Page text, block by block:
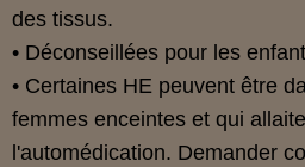
des tissus.
• Déconseillées pour les
• Certaines HE peuvent être
femmes enceintes et qui
l'automédication. Demander